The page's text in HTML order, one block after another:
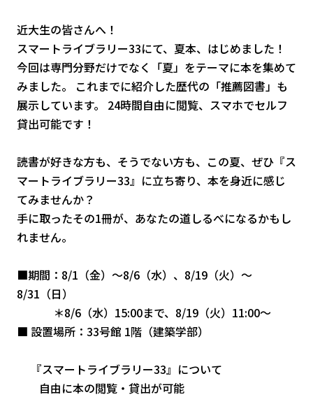
近大生の皆さんへ！
スマートライブラリー33にて、夏本、はじめました！
今回は専門分野だけでなく「夏」をテーマに本を集めて
みました。 これまでに紹介した歴代の「推薦図書」も
展示しています。 24時間自由に閲覧、スマホでセルフ
貸出可能です！
読書が好きな方も、そうでない方も、この夏、ぜひ『ス
マートライブラリー33』に立ち寄り、本を身近に感じ
てみませんか？
手に取ったその1冊が、あなたの道しるべになるかもし
れません。
■期間：8/1（金）～8/6（水）、8/19（火）～
8/31（日）
＊8/6（水）15:00まで、8/19（火）11:00～
■ 設置場所：33号館 1階（建築学部）
『スマートライブラリー33』について
自由に本の閲覧・貸出が可能